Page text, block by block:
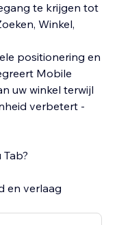
te krijgen tot
Winkel,
positionering en
Mobile
uw winkel terwijl
verbetert -
en verlaag